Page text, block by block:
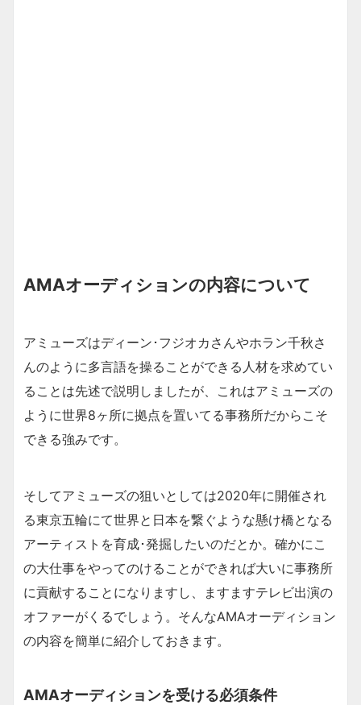
AMAオーディションの内容について
アミューズはディーン･フジオカさんやホラン千秋さ
んのように多言語を操ることができる人材を求めてい
ることは先述で説明しましたが、これはアミューズの
ように世界8ヶ所に拠点を置いてる事務所だからこそ
できる強みです。
そしてアミューズの狙いとしては2020年に開催され
る東京五輪にて世界と日本を繋ぐような懸け橋となる
アーティストを育成･発掘したいのだとか。確かにこ
の大仕事をやってのけることができれば大いに事務所
に貢献することになりますし、ますますテレビ出演の
オファーがくるでしょう。そんなAMAオーディション
の内容を簡単に紹介しておきます。
AMAオーディションを受ける必須条件